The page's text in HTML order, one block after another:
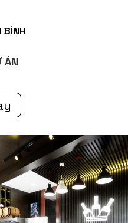
BÌNH
ÁN